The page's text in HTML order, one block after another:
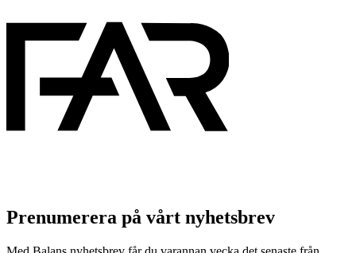
Prenumerera på vårt nyhetsbrev